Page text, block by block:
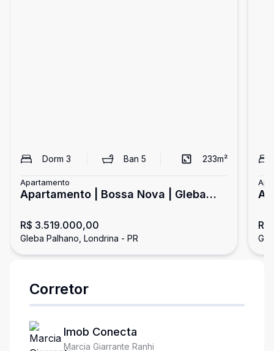
Dorm 3 Ban5 233m²
Apartamento
Apartamento | Bossa Nova | Gleba
R$ 3.519.000,00
Gleba Palhano, Londrina - PR
Corretor
Imob Conecta
Marcia Giarrante Ranhi